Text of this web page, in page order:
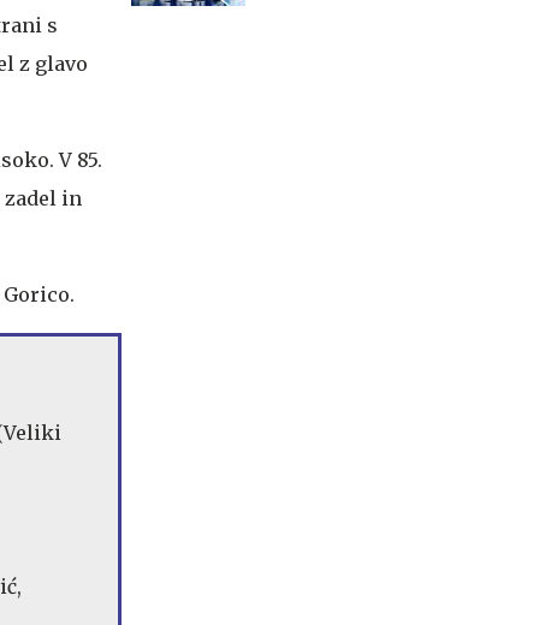
s
z glavo
V 85.
in